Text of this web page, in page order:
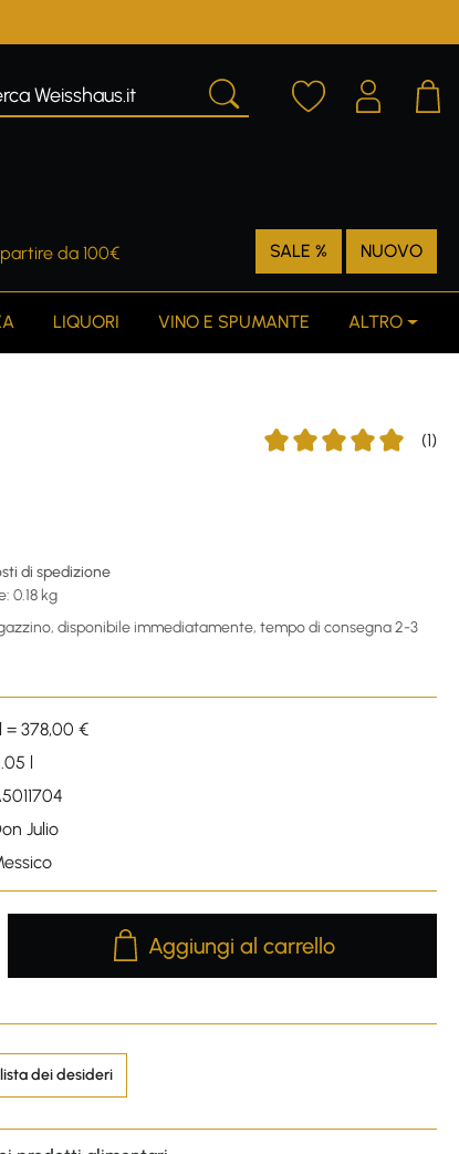
da 100€ SALE % NUOVO
LIQUORI VINO E SPUMANTE ALTRO
di spedizione
0.18 kg
(1)
disponibile immediatamente, tempo di consegna 2-3
l = 378,00 €
l
Julio
Product Quantity: Enter the desired
Aggiungi al carrello
dei desideri